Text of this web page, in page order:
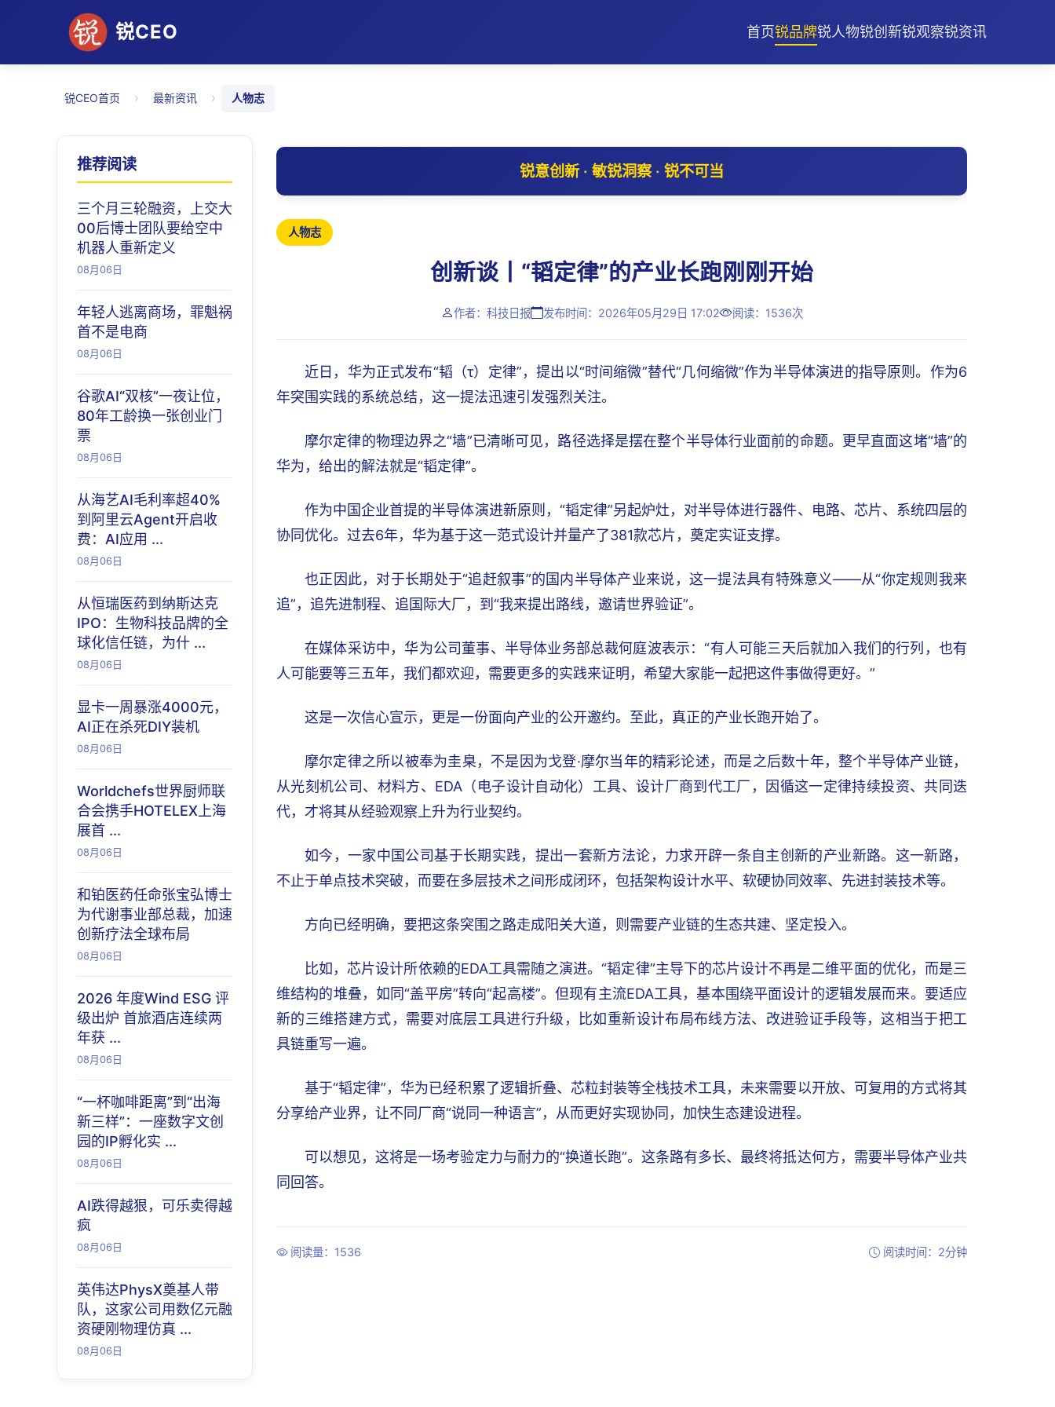
锐CEO 首页锐品牌锐人物锐创新锐观察锐资讯
锐CEO首页 › 最新资讯 › 人物志
推荐阅读
三个月三轮融资，上交大
00后博士团队要给空中
机器人重新定义
08月06日
年轻人逃离商场，罪魁祸
首不是电商
08月06日
谷歌AI“双核”一夜让位，
80年工龄换一张创业门
票
08月06日
从海艺AI毛利率超40%
到阿里云Agent开启收
费：AI应用 ...
08月06日
从恒瑞医药到纳斯达克
IPO：生物科技品牌的全
球化信任链，为什 ...
08月06日
显卡一周暴涨4000元，
AI正在杀死DIY装机
08月06日
Worldchefs世界厨师联
合会携手HOTELEX上海
展首 ...
08月06日
和铂医药任命张宝弘博士
为代谢事业部总裁，加速
创新疗法全球布局
08月06日
2026 年度Wind ESG 评
级出炉 首旅酒店连续两
年获 ...
08月06日
“一杯咖啡距离”到“出海
新三样”：一座数字文创
园的IP孵化实 ...
08月06日
AI跌得越狠，可乐卖得越
疯
08月06日
英伟达PhysX奠基人带
队，这家公司用数亿元融
资硬刚物理仿真 ...
08月06日
锐意创新 · 敏锐洞察 · 锐不可当
人物志
创新谈丨“韬定律”的产业长跑刚刚开始
作者：科技日报 发布时间：2026年05月29日 17:02 阅读：1536次
近日，华为正式发布“韬（τ）定律”，提出以“时间缩微”替代“几何缩微”作为半导体演进的指导原则。作为6
年突围实践的系统总结，这一提法迅速引发强烈关注。
摩尔定律的物理边界之“墙”已清晰可见，路径选择是摆在整个半导体行业面前的命题。更早直面这堵“墙”的
华为，给出的解法就是“韬定律”。
作为中国企业首提的半导体演进新原则，“韬定律”另起炉灶，对半导体进行器件、电路、芯片、系统四层的
协同优化。过去6年，华为基于这一范式设计并量产了381款芯片，奠定实证支撑。
也正因此，对于长期处于“追赶叙事”的国内半导体产业来说，这一提法具有特殊意义——从“你定规则我来
追”，追先进制程、追国际大厂，到“我来提出路线，邀请世界验证”。
在媒体采访中，华为公司董事、半导体业务部总裁何庭波表示：“有人可能三天后就加入我们的行列，也有
人可能要等三五年，我们都欢迎，需要更多的实践来证明，希望大家能一起把这件事做得更好。”
这是一次信心宣示，更是一份面向产业的公开邀约。至此，真正的产业长跑开始了。
摩尔定律之所以被奉为圭臬，不是因为戈登·摩尔当年的精彩论述，而是之后数十年，整个半导体产业链，
从光刻机公司、材料方、EDA（电子设计自动化）工具、设计厂商到代工厂，因循这一定律持续投资、共同迭
代，才将其从经验观察上升为行业契约。
如今，一家中国公司基于长期实践，提出一套新方法论，力求开辟一条自主创新的产业新路。这一新路，
不止于单点技术突破，而要在多层技术之间形成闭环，包括架构设计水平、软硬协同效率、先进封装技术等。
方向已经明确，要把这条突围之路走成阳关大道，则需要产业链的生态共建、坚定投入。
比如，芯片设计所依赖的EDA工具需随之演进。“韬定律”主导下的芯片设计不再是二维平面的优化，而是三
维结构的堆叠，如同“盖平房”转向“起高楼”。但现有主流EDA工具，基本围绕平面设计的逻辑发展而来。要适应
新的三维搭建方式，需要对底层工具进行升级，比如重新设计布局布线方法、改进验证手段等，这相当于把工
具链重写一遍。
基于“韬定律”，华为已经积累了逻辑折叠、芯粒封装等全栈技术工具，未来需要以开放、可复用的方式将其
分享给产业界，让不同厂商“说同一种语言”，从而更好实现协同，加快生态建设进程。
可以想见，这将是一场考验定力与耐力的“换道长跑”。这条路有多长、最终将抵达何方，需要半导体产业共
同回答。
阅读量：1536 阅读时间：2分钟